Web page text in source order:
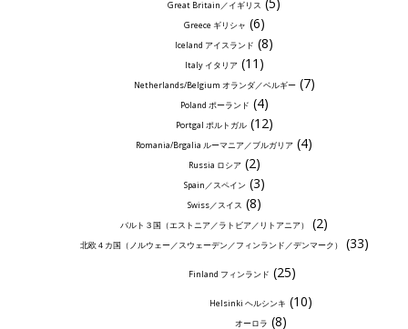
Great Britain／イギリス
Greece ギリシャ (6)
Iceland アイスランド (8)
Italy イタリア(11)
Netherlands/Belgium オランダ／ベルギー(7)
Poland ポーランド (4)
Portgal ポルトガル(12)
Romania/Brgalia ルーマニア／ブルガリア (4)
Russia ロシア(2)
Spain／スペイン (3)
Swiss／スイス (8)
バルト３国（エストニア／ラトビア／リトアニア） (2)
北欧４カ国（ノルウェー／スウェーデン／フィンランド／デンマーク） (33)
Finland フィンランド (25)
Helsinki ヘルシンキ (10)
オーロラ (8)